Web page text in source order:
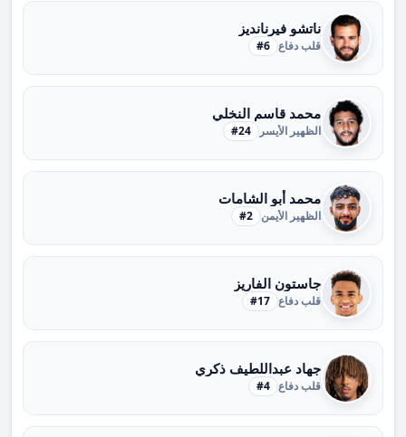
ناتشو فيرنانديز
قلب دفاع #6
محمد قاسم النخلي
الظهير الأيسر #24
محمد أبو الشامات
الظهير الأيمن #2
جاستون الفاريز
قلب دفاع #17
جهاد عبداللطيف ذكري
قلب دفاع #4